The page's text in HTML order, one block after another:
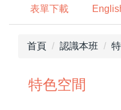
表單下載
首頁 認識本班
特色空間